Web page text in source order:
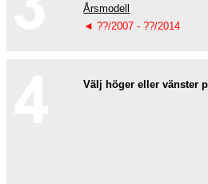
Årsmodell
◄ ??/2007 - ??/2014
Välj höger eller vänster